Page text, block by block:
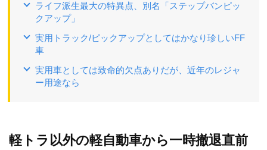
ライフ派生最大の特異点、別名「ステップバンピッ
クアップ」
実用トラック/ピックアップとしてはかなり珍しいFF
車
実用車としては致命的欠点ありだが、近年のレジャ
ー用途なら
軽トラ以外の軽自動車から一時撤退直前